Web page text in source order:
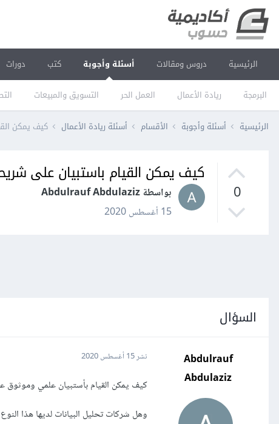
الرئيسية دروس ومقالات أسئلة وأجوبة
البرمجة ريادة الأعمال العمل الحر التسويق والمبيعات
كتب دورات
الرئيسية أسئلة وأجوبة الأقسام أسئلة ريادة الأعمال كيف يمكن
0
كيف يمكن القيام باستبيان على
بواسطة Abdulrauf Abdulaziz
15 أغسطس 2020
السؤال
Abdulrauf
Abdulaziz
نشر15 أغسطس 2020
كيف يمكن القيام بأستبيان علمي
وهل شركات تحليل البيانات لديها هذا